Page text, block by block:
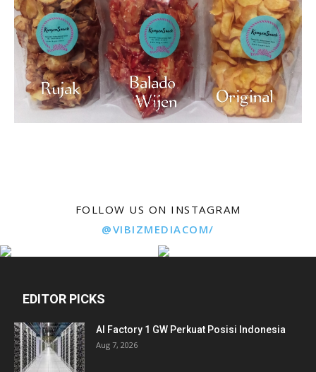
FOLLOW US ON INSTAGRAM
@VIBIZMEDIACOM/
EDITOR PICKS
AI Factory 1 GW Perkuat Posisi Indonesia
Aug 7, 2026